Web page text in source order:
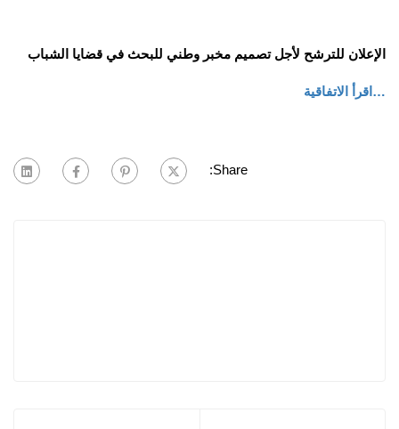
الإعلان للترشح لأجل تصميم مخبر وطني للبحث في قضايا الشباب
…اقرأ الاتفاقية
Share: